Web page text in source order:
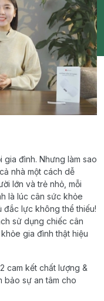
gia đình. Nhưng làm sao
nhà một cách dễ
lớn và trẻ nhỏ, mỗi
là lúc cân sức khỏe
đắc lực không thể thiếu!
sử dụng chiếc cân
gia đình thật hiệu
cam kết chất lượng &
bảo sự an tâm cho